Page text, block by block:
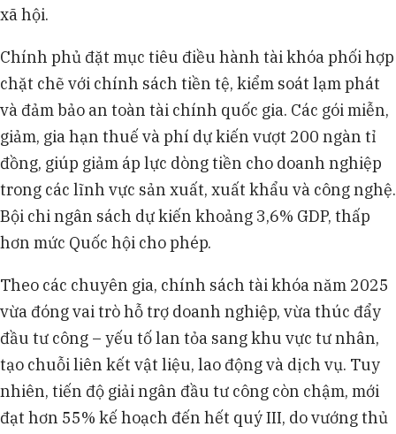
xã hội.
Chính phủ đặt mục tiêu điều hành tài khóa phối hợp
chặt chẽ với chính sách tiền tệ, kiểm soát lạm phát
và đảm bảo an toàn tài chính quốc gia. Các gói miễn,
giảm, gia hạn thuế và phí dự kiến vượt 200 ngàn tỉ
đồng, giúp giảm áp lực dòng tiền cho doanh nghiệp
trong các lĩnh vực sản xuất, xuất khẩu và công nghệ.
Bội chi ngân sách dự kiến khoảng 3,6% GDP, thấp
hơn mức Quốc hội cho phép.
Theo các chuyên gia, chính sách tài khóa năm 2025
vừa đóng vai trò hỗ trợ doanh nghiệp, vừa thúc đẩy
đầu tư công – yếu tố lan tỏa sang khu vực tư nhân,
tạo chuỗi liên kết vật liệu, lao động và dịch vụ. Tuy
nhiên, tiến độ giải ngân đầu tư công còn chậm, mới
đạt hơn 55% kế hoạch đến hết quý III, do vướng thủ